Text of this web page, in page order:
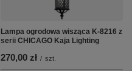
Lampa ogrodowa wisząca K-8216 z
serii CHICAGO Kaja Lighting
270,00 zł / szt.